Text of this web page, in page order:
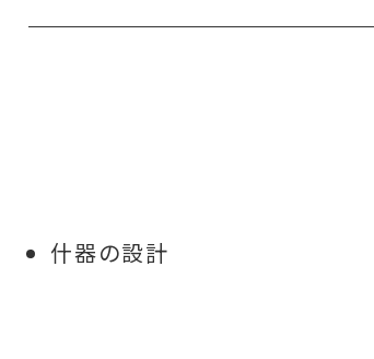
什器の設計